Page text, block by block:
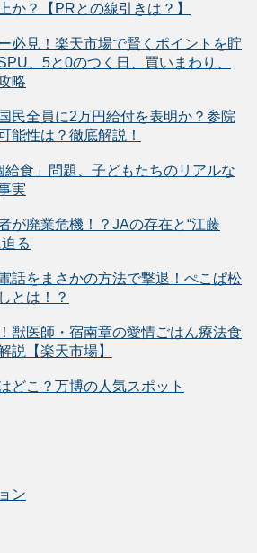
か？【PRとの線引きは？】
必見！楽天市場で賢くポイントを貯
、5と0のつく日、買いまわり、
略
民全員に2万円給付を表明か？参院
能性は？徹底解説！
食」問題、子どもたちのリアルな
実
が廃業危機！？JAの存在と“江藤
る
話をまさかの方法で撃退！ぺこぱ松
とは！？
獣医師・宿南章の愛情ごはん療法食
説【楽天市場】
どこ？万博の人気スポット
ン